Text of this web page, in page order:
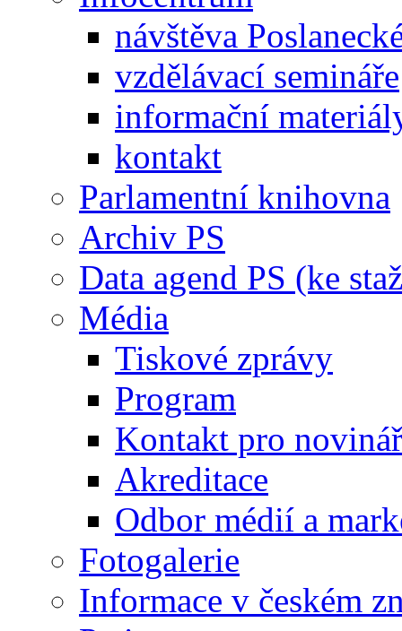
návštěva
vzdělávací semináře
informační
kontakt
Parlamentní knihovna
Archiv PS
Data agend PS (ke
Média
Tiskové zprávy
Program
Kontakt pro
Akreditace
Odbor médií a
Fotogalerie
Informace v českém